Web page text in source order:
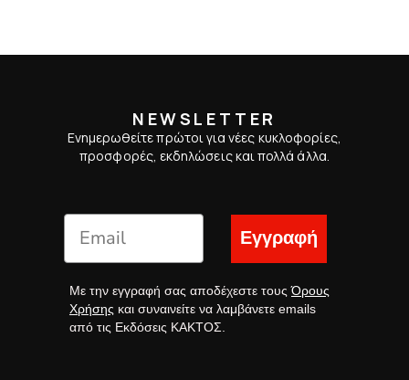
NEWSLETTER
Ενημερωθείτε πρώτοι για νέες κυκλοφορίες,
προσφορές, εκδηλώσεις και πολλά άλλα.
Εγγραφή
Με την εγγραφή σας αποδέχεστε τουςΌρους
Χρήσης και συναινείτε να λαμβάνετε emails
από τις Εκδόσεις ΚΑΚΤΟΣ.